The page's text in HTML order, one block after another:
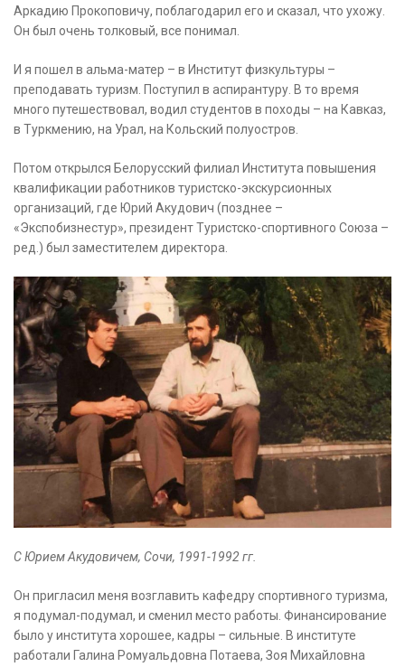
Аркадию Прокоповичу, поблагодарил его и сказал, что ухожу.
Он был очень толковый, все понимал.
И я пошел в альма-матер – в Институт физкультуры –
преподавать туризм. Поступил в аспирантуру. В то время
много путешествовал, водил студентов в походы – на Кавказ,
в Туркмению, на Урал, на Кольский полуостров.
Потом открылся Белорусский филиал Института повышения
квалификации работников туристско-экскурсионных
организаций, где Юрий Акудович (позднее –
«Экспобизнестур», президент Туристско-спортивного Союза –
ред.) был заместителем директора.
С Юрием Акудовичем, Сочи, 1991-1992 гг.
Он пригласил меня возглавить кафедру спортивного туризма,
я подумал-подумал, и сменил место работы. Финансирование
было у института хорошее, кадры – сильные. В институте
работали Галина Ромуальдовна Потаева, Зоя Михайловна